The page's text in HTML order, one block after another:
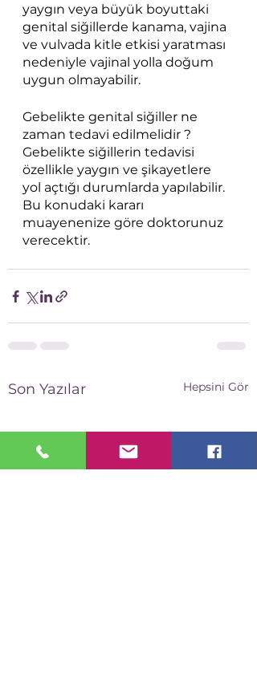
yaygın veya büyük boyuttaki
genital siğillerde kanama, vajina
ve vulvada kitle etkisi yaratması
nedeniyle vajinal yolla doğum
uygun olmayabilir.
Gebelikte genital siğiller ne
zaman tedavi edilmelidir ?
Gebelikte siğillerin tedavisi
özellikle yaygın ve şikayetlere
yol açtığı durumlarda yapılabilir.
Bu konudaki kararı
muayenenize göre doktorunuz
verecektir.
Son Yazılar Hepsini Gör